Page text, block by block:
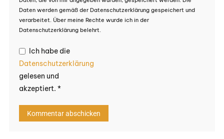
Daten werden gemäß der Datenschutzerklärung gespeichert und
verarbeitet. Über meine Rechte wurde ich in der
Datenschutzerklärung belehrt.
Ich habe die
Datenschutzerklärung
gelesen und
akzeptiert. *